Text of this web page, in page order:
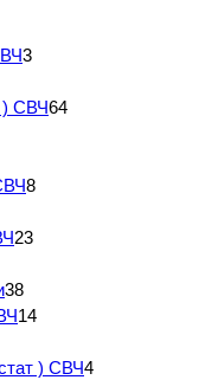
3
) СВЧ64
8
23
38
14
) СВЧ4